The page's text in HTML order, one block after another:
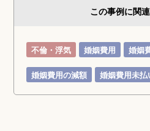
この事例に関
不倫・浮気 婚姻費用 婚姻
婚姻費用の減額 婚姻費用未払